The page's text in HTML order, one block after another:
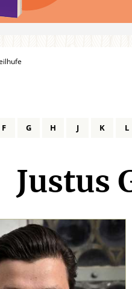
F G H J K L
Justus